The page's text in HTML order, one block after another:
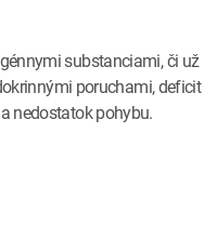
substanciami, či už
poruchami, deficit
nedostatok pohybu.